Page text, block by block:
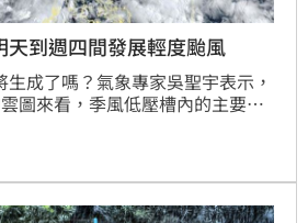
天到週四間發展輕度颱風
成了嗎？氣象專家吳聖宇表示，
圖來看，季風低壓槽內的主要環
持續湧入，整個季風低壓在南海
間逐步發展為熱帶性低氣壓或輕
不快，但仍有滿高的機會在侵襲廣